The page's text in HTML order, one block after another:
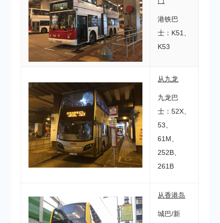
港铁巴
士：K51、
K53
从九龙
九龙巴
士：52X、
53、
61M、
252B、
261B
从香港岛
城巴/新